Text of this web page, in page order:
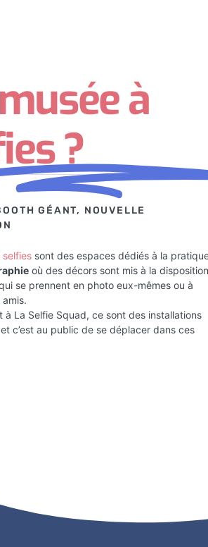
à
?
GÉANT, NOUVELLE
selfiessont des espaces dédiés à la
où des décors sont mis à la disposition
se prennent en photo eux-mêmes ou à
amis.
à La Selfie Squad, ce sont des installations
c’est au public de se déplacer dans ces